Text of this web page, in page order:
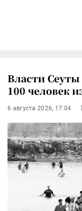
Власти
100 человек
6 августа 2026, 17:04